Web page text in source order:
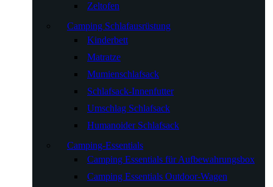
Zeltofen
Camping Schlafausrüstung
Kinderbett
Matratze
Mumienschlafsack
Schlafsack-Innenfutter
Umschlag Schlafsack
Humanoider Schlafsack
Camping-Essentials
Camping Essentials für Aufbewahrungsbox
Camping Essentials Outdoor-Wagen